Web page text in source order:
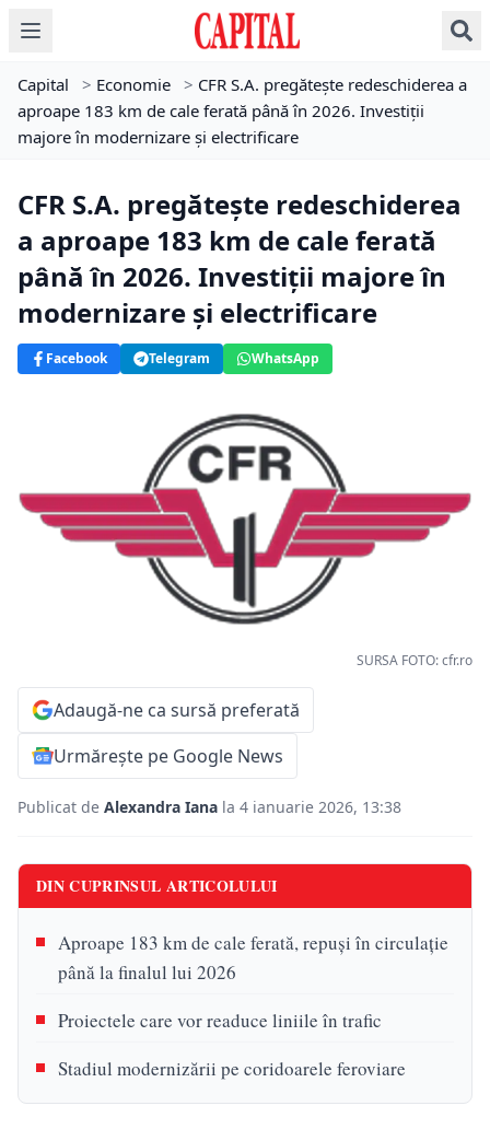
Capital > Economie > CFR S.A. pregătește redeschiderea a
aproape 183 km de cale ferată până în 2026. Investiții
majore în modernizare și electrificare
CFR S.A. pregătește redeschiderea
a aproape 183 km de cale ferată
până în 2026. Investiții majore în
modernizare și electrificare
Facebook Telegram WhatsApp
SURSA FOTO: cfr.ro
Adaugă-ne ca sursă preferată
Urmărește pe Google News
Publicat de Alexandra Iana la 4 ianuarie 2026, 13:38
DIN CUPRINSUL ARTICOLULUI
Aproape 183 km de cale ferată, repuși în circulație
până la finalul lui 2026
Proiectele care vor readuce liniile în trafic
Stadiul modernizării pe coridoarele feroviare